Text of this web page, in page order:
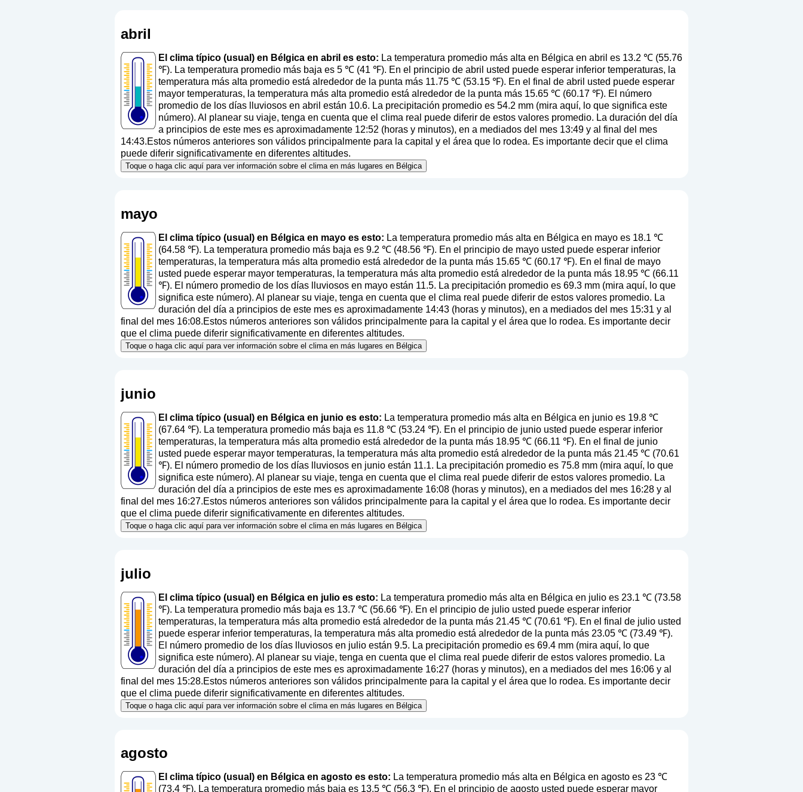
abril
El clima típico (usual) en Bélgica en abril es esto: La temperatura promedio más alta en Bélgica en abril es 13.2 ℃ (55.76
℉). La temperatura promedio más baja es 5 ℃ (41 ℉). En el principio de abril usted puede esperar inferior temperaturas, la
temperatura más alta promedio está alrededor de la punta más 11.75 ℃ (53.15 ℉). En el final de abril usted puede esperar
mayor temperaturas, la temperatura más alta promedio está alrededor de la punta más 15.65 ℃ (60.17 ℉). El número
promedio de los días lluviosos en abril están 10.6. La precipitación promedio es 54.2 mm (mira aquí, lo que significa este
número). Al planear su viaje, tenga en cuenta que el clima real puede diferir de estos valores promedio. La duración del día
a principios de este mes es aproximadamente 12:52 (horas y minutos), en a mediados del mes 13:49 y al final del mes
14:43.Estos números anteriores son válidos principalmente para la capital y el área que lo rodea. Es importante decir que el clima
puede diferir significativamente en diferentes altitudes.
Toque o haga clic aquí para ver información sobre el clima en más lugares en Bélgica
mayo
El clima típico (usual) en Bélgica en mayo es esto: La temperatura promedio más alta en Bélgica en mayo es 18.1 ℃
(64.58 ℉). La temperatura promedio más baja es 9.2 ℃ (48.56 ℉). En el principio de mayo usted puede esperar inferior
temperaturas, la temperatura más alta promedio está alrededor de la punta más 15.65 ℃ (60.17 ℉). En el final de mayo
usted puede esperar mayor temperaturas, la temperatura más alta promedio está alrededor de la punta más 18.95 ℃ (66.11
℉). El número promedio de los días lluviosos en mayo están 11.5. La precipitación promedio es 69.3 mm (mira aquí, lo que
significa este número). Al planear su viaje, tenga en cuenta que el clima real puede diferir de estos valores promedio. La
duración del día a principios de este mes es aproximadamente 14:43 (horas y minutos), en a mediados del mes 15:31 y al
final del mes 16:08.Estos números anteriores son válidos principalmente para la capital y el área que lo rodea. Es importante decir
que el clima puede diferir significativamente en diferentes altitudes.
Toque o haga clic aquí para ver información sobre el clima en más lugares en Bélgica
junio
El clima típico (usual) en Bélgica en junio es esto: La temperatura promedio más alta en Bélgica en junio es 19.8 ℃
(67.64 ℉). La temperatura promedio más baja es 11.8 ℃ (53.24 ℉). En el principio de junio usted puede esperar inferior
temperaturas, la temperatura más alta promedio está alrededor de la punta más 18.95 ℃ (66.11 ℉). En el final de junio
usted puede esperar mayor temperaturas, la temperatura más alta promedio está alrededor de la punta más 21.45 ℃ (70.61
℉). El número promedio de los días lluviosos en junio están 11.1. La precipitación promedio es 75.8 mm (mira aquí, lo que
significa este número). Al planear su viaje, tenga en cuenta que el clima real puede diferir de estos valores promedio. La
duración del día a principios de este mes es aproximadamente 16:08 (horas y minutos), en a mediados del mes 16:28 y al
final del mes 16:27.Estos números anteriores son válidos principalmente para la capital y el área que lo rodea. Es importante decir
que el clima puede diferir significativamente en diferentes altitudes.
Toque o haga clic aquí para ver información sobre el clima en más lugares en Bélgica
julio
El clima típico (usual) en Bélgica en julio es esto: La temperatura promedio más alta en Bélgica en julio es 23.1 ℃ (73.58
℉). La temperatura promedio más baja es 13.7 ℃ (56.66 ℉). En el principio de julio usted puede esperar inferior
temperaturas, la temperatura más alta promedio está alrededor de la punta más 21.45 ℃ (70.61 ℉). En el final de julio usted
puede esperar inferior temperaturas, la temperatura más alta promedio está alrededor de la punta más 23.05 ℃ (73.49 ℉).
El número promedio de los días lluviosos en julio están 9.5. La precipitación promedio es 69.4 mm (mira aquí, lo que
significa este número). Al planear su viaje, tenga en cuenta que el clima real puede diferir de estos valores promedio. La
duración del día a principios de este mes es aproximadamente 16:27 (horas y minutos), en a mediados del mes 16:06 y al
final del mes 15:28.Estos números anteriores son válidos principalmente para la capital y el área que lo rodea. Es importante decir
que el clima puede diferir significativamente en diferentes altitudes.
Toque o haga clic aquí para ver información sobre el clima en más lugares en Bélgica
agosto
El clima típico (usual) en Bélgica en agosto es esto: La temperatura promedio más alta en Bélgica en agosto es 23 ℃
(73.4 ℉). La temperatura promedio más baja es 13.5 ℃ (56.3 ℉). En el principio de agosto usted puede esperar mayor